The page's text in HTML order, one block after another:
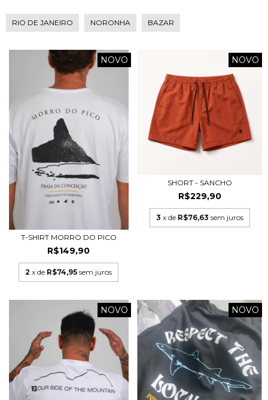
RIO DE JANEIRO NORONHA BAZAR
NOVO
T-SHIRT MORRO DO PICO
R$149,90
2 x de R$74,95 sem juros
NOVO
SHORT - SANCHO
R$229,90
3 x de R$76,63 sem juros
NOVO NOVO